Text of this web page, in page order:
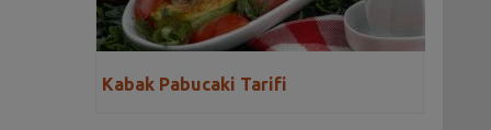
Kabak Pabucaki Tarifi